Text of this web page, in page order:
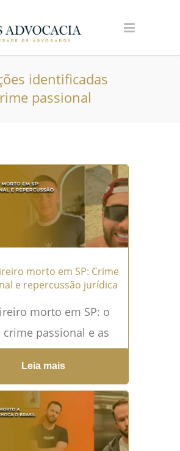
identificadas
passional
morto em SP: Crime
e repercussão jurídica
morto em SP: o
crime passional e as
jurídicas No
fevereiro de 2026, o
Leia mais →
Leia mais